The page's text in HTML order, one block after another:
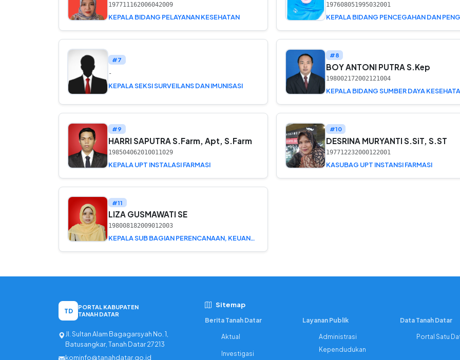
197711162006042009
KEPALA BIDANG PELAYANAN KESEHATAN
197608051995032001
#7
-
KEPALA SEKSI SURVEILANS DAN IMUNISASI
#8
BOY ANTONI PUTRA S.Kep
198002172002121004
KEPALA BIDANG SUMBER DAYA
#9
HARRI SAPUTRA S.Farm, Apt, S.Farm
198504062010011029
KEPALA UPT INSTALASI FARMASI
#10
DESRINA MURYANTI S.SiT, S.ST
197712232000122001
KASUBAG UPT INSTANSI FARMASI
#11
LIZA GUSMAWATI SE
198008182009012003
KEPALA SUB BAGIAN PERENCANAAN, KEUANGAN DAN ASET
TD
PORTAL KABUPATEN
TANAH DATAR
Jl. Sultan Alam Bagagarsyah No. 1,
Batusangkar, Tanah Datar 27213
kominfo@tanahdatar.go.id
Sitemap
Berita Tanah Datar
Aktual
Investigasi
Layanan Publik
Administrasi
Kependudukan
Data Tanah Datar
Portal Satu